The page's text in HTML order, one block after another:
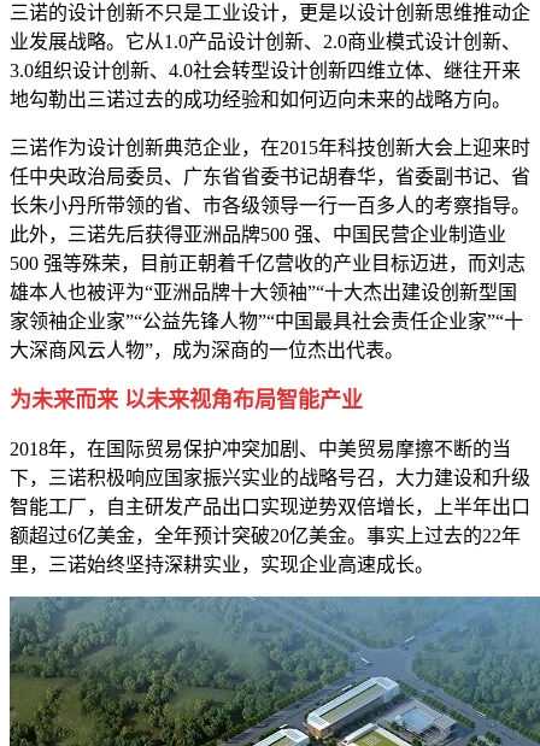
三诺的设计创新不只是工业设计，更是以设计创新思维推动企
业发展战略。它从1.0产品设计创新、2.0商业模式设计创新、
3.0组织设计创新、4.0社会转型设计创新四维立体、继往开来
地勾勒出三诺过去的成功经验和如何迈向未来的战略方向。
三诺作为设计创新典范企业，在2015年科技创新大会上迎来时
任中央政治局委员、广东省省委书记胡春华，省委副书记、省
长朱小丹所带领的省、市各级领导一行一百多人的考察指导。
此外，三诺先后获得亚洲品牌500 强、中国民营企业制造业
500 强等殊荣，目前正朝着千亿营收的产业目标迈进，而刘志
雄本人也被评为“亚洲品牌十大领袖”“十大杰出建设创新型国
家领袖企业家”“公益先锋人物”“中国最具社会责任企业家”“十
大深商风云人物”，成为深商的一位杰出代表。
为未来而来 以未来视角布局智能产业
2018年，在国际贸易保护冲突加剧、中美贸易摩擦不断的当
下，三诺积极响应国家振兴实业的战略号召，大力建设和升级
智能工厂，自主研发产品出口实现逆势双倍增长，上半年出口
额超过6亿美金，全年预计突破20亿美金。事实上过去的22年
里，三诺始终坚持深耕实业，实现企业高速成长。